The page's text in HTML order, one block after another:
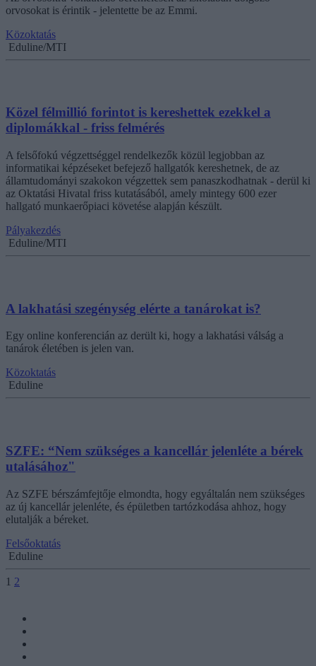
orvosokat is érintik - jelentette be az Emmi.
Közoktatás
Eduline/MTI
Közel félmillió forintot is kereshettek ezekkel a
diplomákkal - friss felmérés
A felsőfokú végzettséggel rendelkezők közül legjobban az
informatikai képzéseket befejező hallgatók kereshetnek, de az
államtudományi szakokon végzettek sem panaszkodhatnak - derül ki
az Oktatási Hivatal friss kutatásából, amely mintegy 600 ezer
hallgató munkaerőpiaci követése alapján készült.
Pályakezdés
Eduline/MTI
A lakhatási szegénység elérte a tanárokat is?
Egy online konferencián az derült ki, hogy a lakhatási válság a
tanárok életében is jelen van.
Közoktatás
Eduline
SZFE: “Nem szükséges a kancellár jelenléte a bérek
utalásához"
Az SZFE bérszámfejtője elmondta, hogy egyáltalán nem szükséges
az új kancellár jelenléte, és épületben tartózkodása ahhoz, hogy
elutalják a béreket.
Felsőoktatás
Eduline
1 2